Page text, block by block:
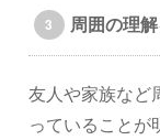
周囲の理
友人や家族など
っていることが